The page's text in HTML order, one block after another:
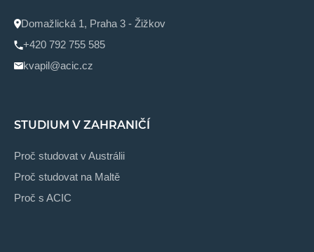
Domažlická 1, Praha 3 - Žižkov
+420 792 755 585
kvapil@acic.cz
STUDIUM V ZAHRANIČÍ
Proč studovat v Austrálii
Proč studovat na Maltě
Proč s ACIC